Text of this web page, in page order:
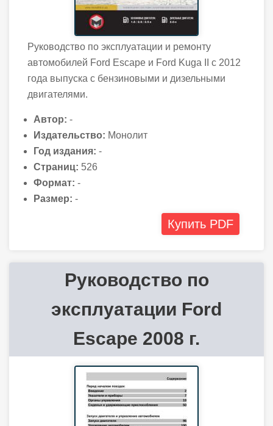
Руководство по эксплуатации и ремонту
автомобилей Ford Escape и Ford Kuga II с 2012
года выпуска с бензиновыми и дизельными
двигателями.
Автор: -
Издательство: Монолит
Год издания: -
Страниц: 526
Формат: -
Размер: -
Купить PDF
Руководство по
эксплуатации Ford
Escape 2008 г.